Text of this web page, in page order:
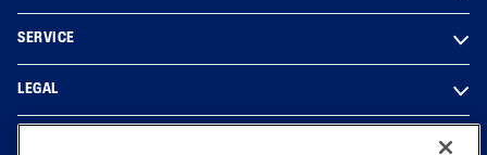
SERVICE
LEGAL